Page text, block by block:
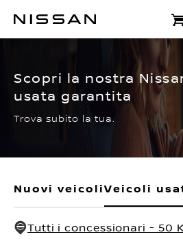
contenuti
CERTIFIED
Scopri la nostra
usata garantita
Trova subito la tua.
Nuovi veicoliVeicoli
Tutti i concessionari - 50